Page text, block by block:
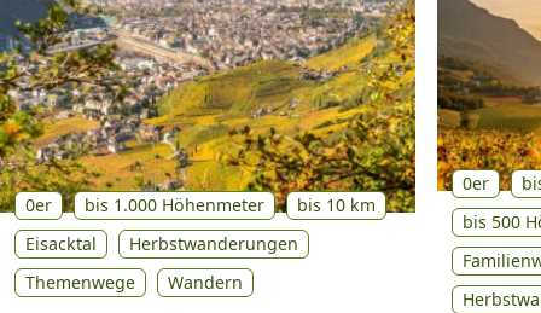
0er bis 1.000 Höhenmeter
bis 10 km
Eisacktal
Herbstwanderungen
Themenwege
Wandern
0er
bis 500